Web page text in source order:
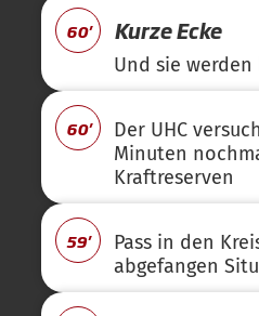
60' Kurze Ecke
Und sie
60'
Der UHC
Minuten
Kraftreserven
59'
Pass in den
abgefangen